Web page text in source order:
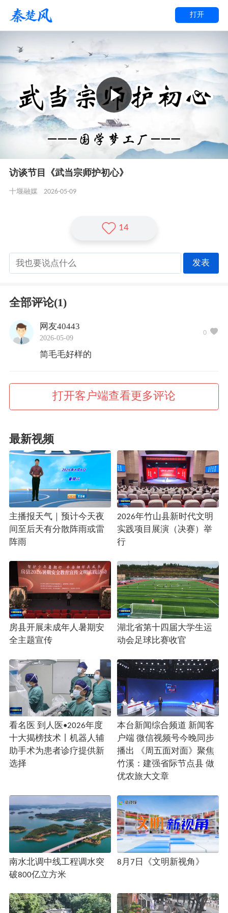
打开
访谈节目《武当宗师护初心》
十堰融媒 2026-05-09
14
发表
全部评论(1)
网友40443
2026-05-09
0
简毛毛好样的
打开客户端查看更多评论
最新视频
主播报天气｜预计今天夜
间至后天有分散阵雨或雷
阵雨
2026年竹山县新时代文明
实践项目展演（决赛）举
行
房县开展未成年人暑期安
全主题宣传
湖北省第十四届大学生运
动会足球比赛收官
看名医 到人医•2026年度
十大揭榜技术丨机器人辅
助手术为患者诊疗提供新
选择
本台新闻综合频道 新闻客
户端 微信视频号今晚同步
播出 《周五面对面》聚焦
竹溪：建强省际节点县 做
优农旅大文章
南水北调中线工程调水突
破800亿立方米
8月7日《文明新视角》